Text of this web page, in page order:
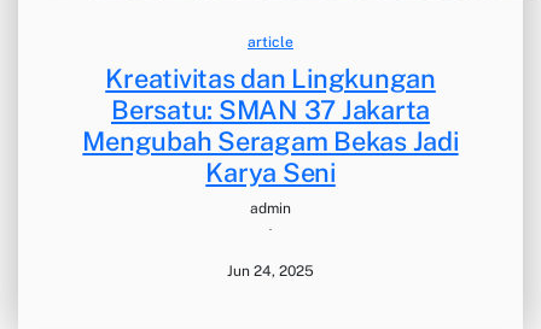
article
Kreativitas dan Lingkungan
Bersatu: SMAN 37 Jakarta
Mengubah Seragam Bekas Jadi
Karya Seni
admin
·
Jun 24, 2025